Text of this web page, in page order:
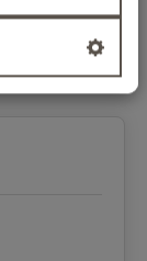
Zeker